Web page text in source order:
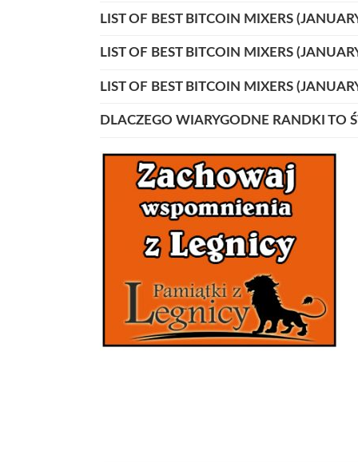
LIST OF BEST BITCOIN MIXERS
LIST OF BEST BITCOIN MIXERS
LIST OF BEST BITCOIN MIXERS
DLACZEGO WIARYGODNE RANDKI TO